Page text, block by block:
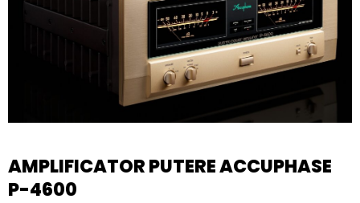
AMPLIFICATOR PUTERE ACCUPHASE
P-4600